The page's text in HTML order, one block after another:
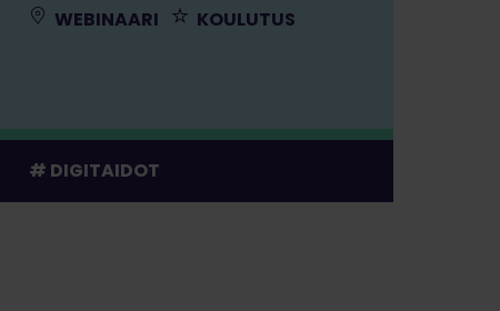
WEBINAARI KOULUTUS
DIGITAIDOT